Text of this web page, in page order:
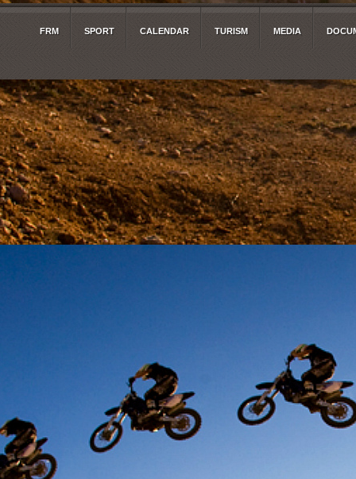
FRM SPORT CALENDAR TURISM MEDIA